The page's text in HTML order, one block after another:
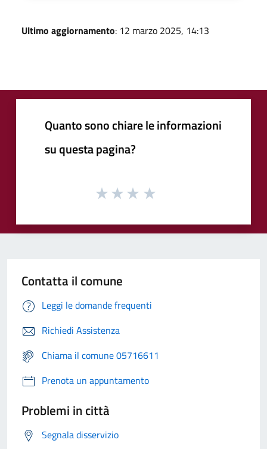
Ultimo aggiornamento: 12 marzo 2025, 14:13
Quanto sono chiare le informazioni
su questa pagina?
Contatta il comune
Leggi le domande frequenti
Richiedi Assistenza
Chiama il comune 05716611
Prenota un appuntamento
Problemi in città
Segnala disservizio